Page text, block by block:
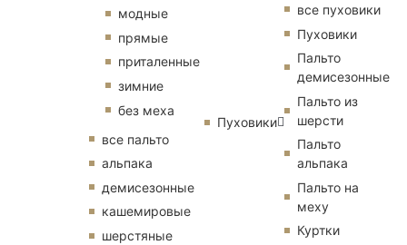
модные
прямые
приталенные
зимние
без меха
все пальто
альпака
демисезонные
кашемировые
шерстяные
Пуховики
все пуховики
Пуховики
Пальто
демисезонные
Пальто из
шерсти
Пальто
альпака
Пальто на
меху
Куртки